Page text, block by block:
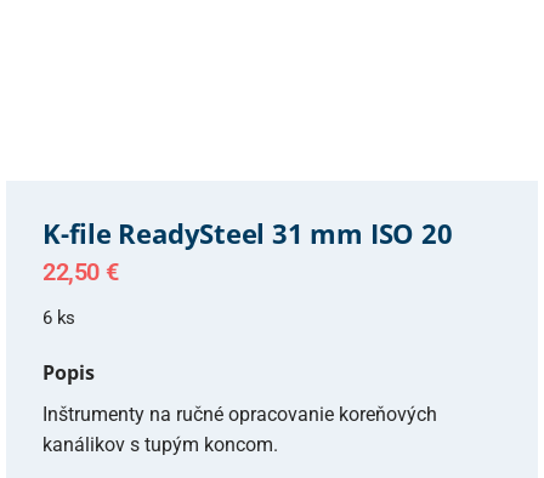
K-file ReadySteel 31 mm ISO 20
22,50 €
6 ks
Popis
Inštrumenty na ručné opracovanie koreňových
kanálikov s tupým koncom.